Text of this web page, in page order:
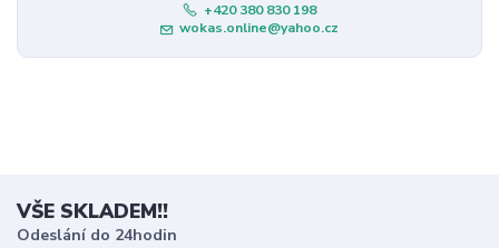
+420 380 830 198
wokas.online@yahoo.cz
VŠE SKLADEM!!
Odeslání do 24hodin